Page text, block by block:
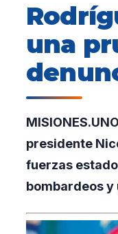
una
presidente
fuerzas
bombardeos